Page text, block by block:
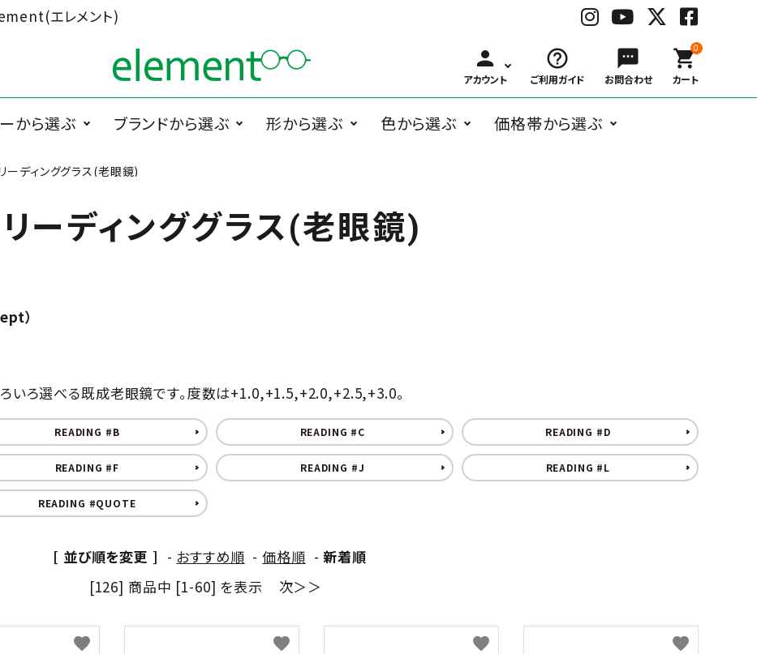
エレメント)
person
アカウント
help_outline
ご利用ガイド
sms
お問合わせ
0
shopping_cart
カート
から選ぶ
/オペラグラス
メガネ小物 メガネケア用品
ブランドから選ぶ
PRODUCTS
Ciqi
HAVE A LOOK
IZIPIZI Julbo
KISSO
LE FOON
L.M.
Kartenvertrieb
Nishimura off
OjeOje
quatre epices SAKAE
形から選ぶ
スクエア系
フォックス系
色から選ぶ
リ
ー
ン
ー
ル
ン
BEIGE,NATURAL
ル
GOLD
SILVER
価格帯から選ぶ
リーディンググラス(老眼鏡)
リーディンググラス(老眼鏡)
）
いろ選べる既成老眼鏡です。度数は+1.0,+1.5,+2.0,+2.5,+3.0。
READING #B READING #C READING #D
READING #F READING #J READING #L
READING #QUOTE
[ 並び順を変更 ] - おすすめ順 -価格順 -新着順
[126] 商品中 [1-60] を表示
次＞＞
favorite favorite favorite favorite